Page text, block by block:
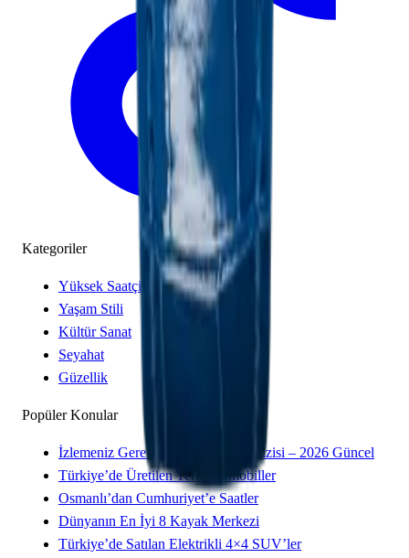
Kategoriler
Yüksek Saatçilik
Yaşam Stili
Kültür Sanat
Seyahat
Güzellik
Popüler Konular
İzlemeniz Gereken 15 Yeni Kore Dizisi – 2026 Güncel
Türkiye’de Üretilen Yerli Otomobiller
Osmanlı’dan Cumhuriyet’e Saatler
Dünyanın En İyi 8 Kayak Merkezi
Türkiye’de Satılan Elektrikli 4×4 SUV’ler